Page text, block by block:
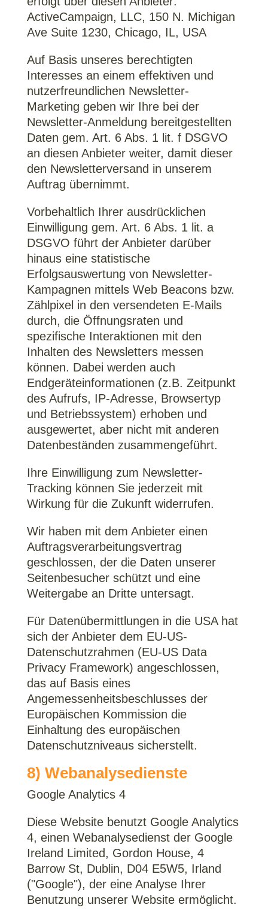
ActiveCampaign, LLC, 150 N. Michigan
Ave Suite 1230, Chicago, IL, USA
Auf Basis unseres berechtigten
Interesses an einem effektiven und
nutzerfreundlichen Newsletter-
Marketing geben wir Ihre bei der
Newsletter-Anmeldung bereitgestellten
Daten gem. Art. 6 Abs. 1 lit. f DSGVO
an diesen Anbieter weiter, damit dieser
den Newsletterversand in unserem
Auftrag übernimmt.
Vorbehaltlich Ihrer ausdrücklichen
Einwilligung gem. Art. 6 Abs. 1 lit. a
DSGVO führt der Anbieter darüber
hinaus eine statistische
Erfolgsauswertung von Newsletter-
Kampagnen mittels Web Beacons bzw.
Zählpixel in den versendeten E-Mails
durch, die Öffnungsraten und
spezifische Interaktionen mit den
Inhalten des Newsletters messen
können. Dabei werden auch
Endgeräteinformationen (z.B. Zeitpunkt
des Aufrufs, IP-Adresse, Browsertyp
und Betriebssystem) erhoben und
ausgewertet, aber nicht mit anderen
Datenbeständen zusammengeführt.
Ihre Einwilligung zum Newsletter-
Tracking können Sie jederzeit mit
Wirkung für die Zukunft widerrufen.
Wir haben mit dem Anbieter einen
Auftragsverarbeitungsvertrag
geschlossen, der die Daten unserer
Seitenbesucher schützt und eine
Weitergabe an Dritte untersagt.
Für Datenübermittlungen in die USA hat
sich der Anbieter dem EU-US-
Datenschutzrahmen (EU-US Data
Privacy Framework) angeschlossen,
das auf Basis eines
Angemessenheitsbeschlusses der
Europäischen Kommission die
Einhaltung des europäischen
Datenschutzniveaus sicherstellt.
8) Webanalysedienste
Google Analytics 4
Diese Website benutzt Google Analytics
4, einen Webanalysedienst der Google
Ireland Limited, Gordon House, 4
Barrow St, Dublin, D04 E5W5, Irland
("Google"), der eine Analyse Ihrer
Benutzung unserer Website ermöglicht.